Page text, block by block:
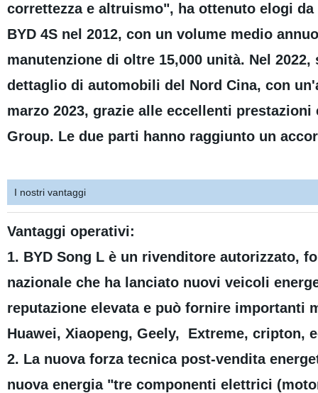
correttezza e altruismo", ha ottenuto elogi
BYD 4S nel 2012, con un volume medio
manutenzione di oltre 15,000 unità. Nel
dettaglio di automobili del Nord Cina, con
marzo 2023, grazie alle eccellenti
Group. Le due parti hanno raggiunto un
I nostri vantaggi
Vantaggi operativi:
1. BYD Song L è un rivenditore autorizzato,
nazionale che ha lanciato nuovi veicoli
reputazione elevata e può fornire importanti
Huawei, Xiaopeng, Geely, Extreme, cripton,
2. La nuova forza tecnica post-vendita
nuova energia "tre componenti elettrici